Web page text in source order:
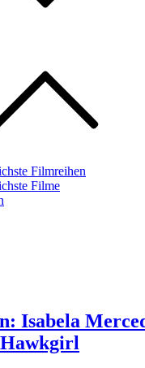
Filmreihen
Filme
Isabela